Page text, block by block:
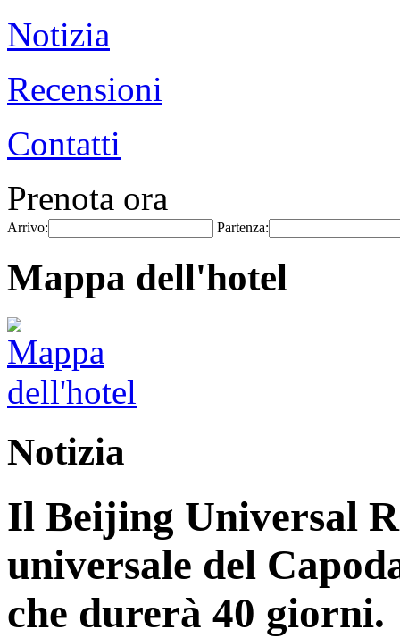
Notizia
Recensioni
Contatti
Prenota ora
Arrivo: Partenza:
Mappa dell'hotel
Notizia
Il Beijing Universal
universale del
che durerà 40 giorni.